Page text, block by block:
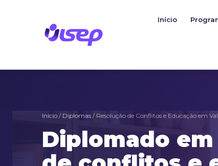
Início
Início / Diplomas / Resolução de Conflitos e Educação em
Diplomado